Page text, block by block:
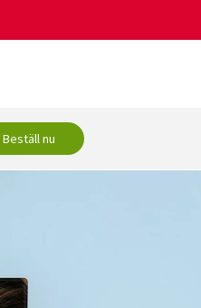
Beställ nu